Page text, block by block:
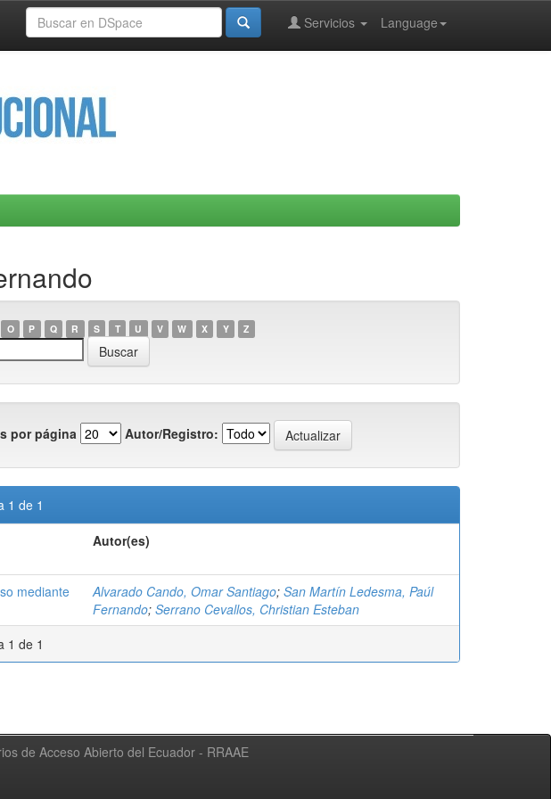
Language
Servicios
O P Q R S T U V W X Y Z
por página Autor/Registro:
1 de 1
Autor(es)
mediante
Alvarado Cando, Omar Santiago; San Martín Ledesma, Paúl
Fernando; Serrano Cevallos, Christian Esteban
1 de 1
de Acceso Abierto del Ecuador - RRAAE